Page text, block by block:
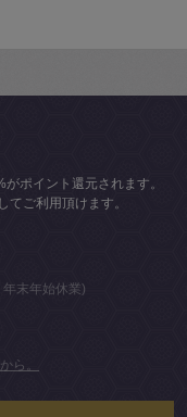
ポイント還元されます。
てご利用頂けます。
末年始休業)
ら。